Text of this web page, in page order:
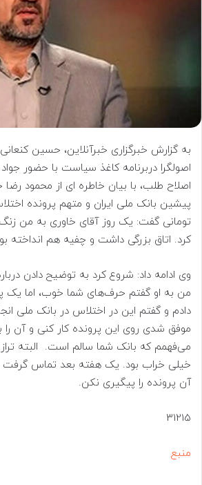
به گزارش خبرگزاری خبرآنلاین، حسین
اصولگرا دربرنامه کاغذ سیاست با حضور
اصلاح طلب، با بیان خاطره ای از محمود رضا
تومانی گفت: یک روز آقای خاوری به من زنگ
کرد. اتاق بزرگی داشت و چفیه هم انداخته
وی ادامه داد: شروع کرد به توضیح دادن
من به او گفتم حرف‌های شما خوب، اما یک
دادم و گفتم این در اختلاس در بانک ملی
موفق شدی روی این پرونده کار کنی و آن را
می‌فهمم که بانک شما سالم است. البته
خیلی خراب بود. یک هفته بعد تماس گرفت
آن پرونده را پیگیری نکن.⁩
31215
منبع